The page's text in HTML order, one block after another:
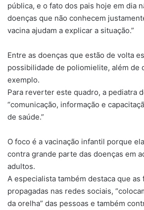
pública, e o fato dos pais hoje em dia
doenças que não conhecem
vacina ajudam a explicar a situação.”
Entre as doenças que estão de volta
possibilidade de poliomielite, além de
exemplo.
Para reverter este quadro, a pediatra
“comunicação, informação e
de saúde.”
O foco é a vacinação infantil porque
contra grande parte das doenças em
adultos.
A especialista também destaca que as
propagadas nas redes sociais,
da orelha” das pessoas e também